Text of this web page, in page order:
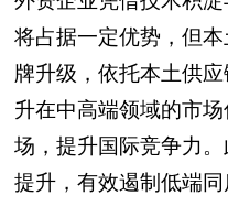
将占据一定优势，但
牌升级，依托本土供
升在中高端领域的市
场，提升国际竞争力
提升，有效遏制低端